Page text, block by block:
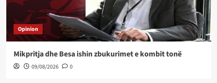
Opinion
Mikpritja dhe Besa ishin zbukurimet e kombit tonë
09/08/2026 0